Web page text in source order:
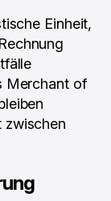
Einheit,
Merchant of
zwischen